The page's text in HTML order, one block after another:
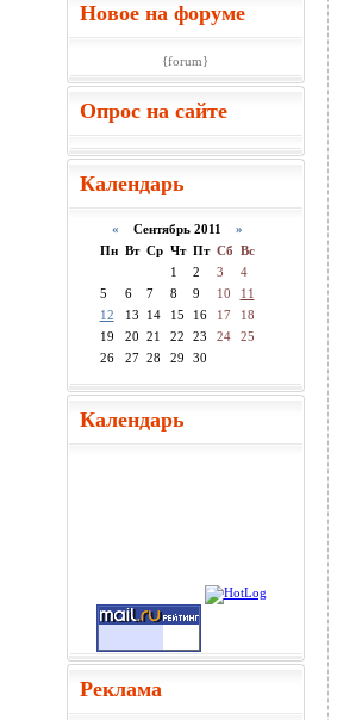
Новое на форуме
{forum}
Опрос на сайте
Календарь
« Сентябрь 2011 »
Пн Вт Ср Чт Пт Сб Вс
1
2 3
4
5
6 7 8 9 10
11
12
13 14 15 16 17
18
19
20 21 22 23 24
25
26
27 28 29 30
Календарь
Реклама